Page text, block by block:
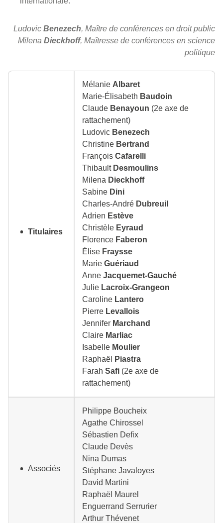
Ludovic Benezech, Maître de conférences en droit public
Milena Dieckhoff, Maîtresse de conférences en science
politique
Titulaires
Mélanie Albaret
Marie-Élisabeth Baudoin
Claude Benayoun (2e axe de
rattachement)
Ludovic Benezech
Christine Bertrand
François Cafarelli
Thibault Desmoulins
Milena Dieckhoff
Sabine Dini
Charles-André Dubreuil
Adrien Estève
Christèle Eyraud
Florence Faberon
Élise Fraysse
Marie Guériaud
Anne Jacquemet-Gauché
Julie Lacroix-Grangeon
Caroline Lantero
Pierre Levallois
Jennifer Marchand
Claire Marliac
Isabelle Moulier
Raphaël
Piastra
Farah Safi (2e axe de
rattachement)
Associés
Philippe Boucheix
Agathe Chirossel
Sébastien Defix
Claude Devès
Nina Dumas
Stéphane Javaloyes
David Martini
Raphaël Maurel
Enguerrand Serrurier
Arthur Thévenet